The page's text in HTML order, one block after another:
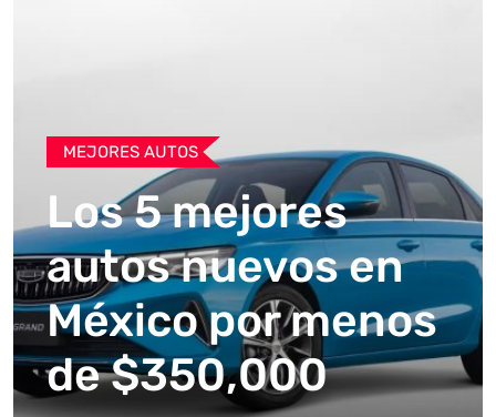
MEJORES AUTOS
Los 5 mejores
autos nuevos en
México por menos
de $350,000